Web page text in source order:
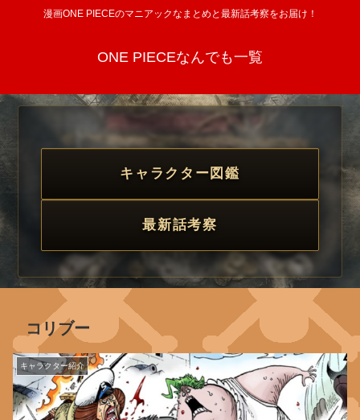
漫画ONE PIECEのマニアックなまとめと最新話考察をお届け！
ONE PIECEなんでも一覧
キャラクター図鑑
最新話考察
コリブー
キャラクター紹介